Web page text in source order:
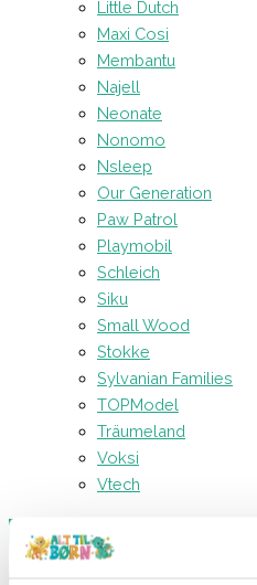
Little Dutch
Maxi Cosi
Membantu
Najell
Neonate
Nonomo
Nsleep
Our Generation
Paw Patrol
Playmobil
Schleich
Siku
Small Wood
Stokke
Sylvanian Families
TOPModel
Träumeland
Voksi
Vtech
Forside Legetøj